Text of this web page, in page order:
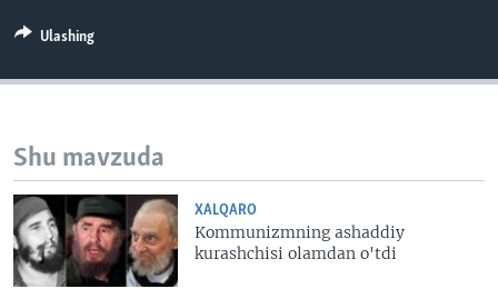
Ulashing
Shu mavzuda
XALQARO
Kommunizmning ashaddiy
kurashchisi olamdan o'tdi